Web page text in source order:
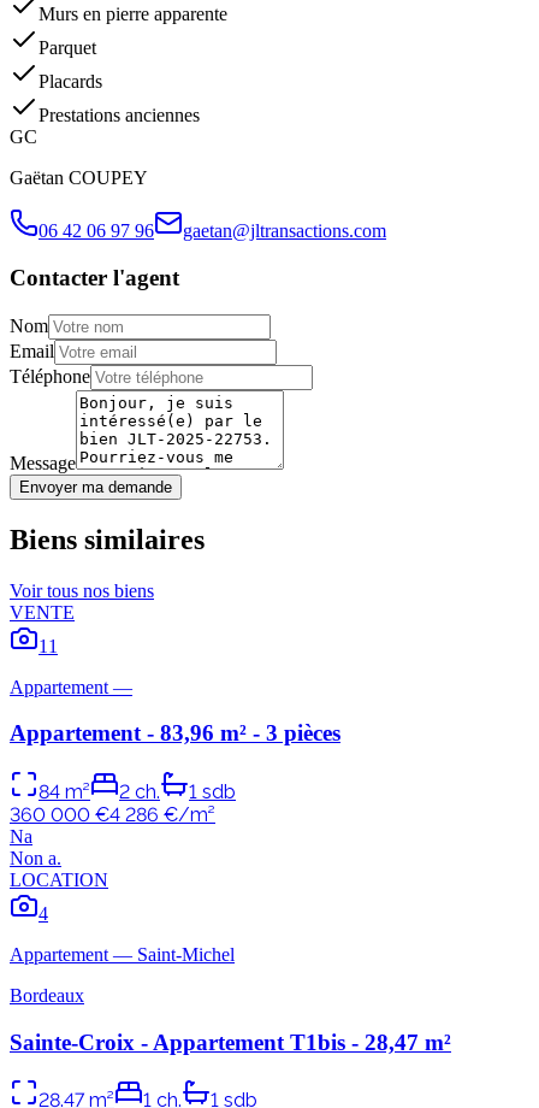
Murs en pierre apparente
Parquet
Placards
Prestations anciennes
GC
Gaëtan COUPEY
06 42 06 97 96 gaetan@jltransactions.com
Contacter l'agent
Nom
Email
Téléphone
Message
Envoyer ma demande
Biens similaires
Voir tous nos biens
VENTE
11
Appartement —
Appartement - 83,96 m² - 3 pièces
84 m² 2 ch. 1 sdb
360 000 €4 286 €/m²
Na
Non a.
LOCATION
4
Appartement — Saint-Michel
Bordeaux
Sainte-Croix - Appartement T1bis - 28,47 m²
28.47m² 1 ch. 1 sdb